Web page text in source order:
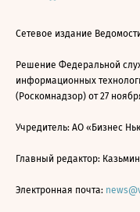
Сетевое издание
Решение Федеральной
информационных
(Роскомнадзор) от 27
Учредитель: АО «Бизнес
Главный редактор:
Электронная почта: